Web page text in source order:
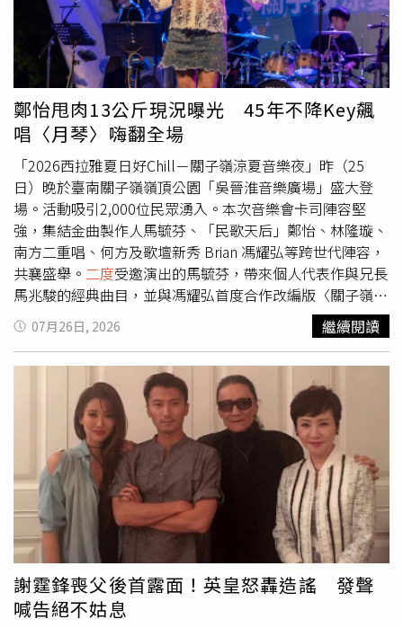
具湮滅證據。目前警方尚未公布該工具是否已完成交易，也
未透露買家身分。不過，警方也強調，雖然電動圓鋸驗出死
者DNA，可望成為串聯嫌犯與死者的重要物證，但DNA鑑定
結果本身並不足以直接證明該工具就是分屍凶器，也無法單
憑此認定新井雅尚親自使用工具犯案，後續仍須結合ATM提
領紀錄、監視器畫面、手機定位、通聯紀錄、車輛移動軌跡
及其他鑑識結果，才能完整重建案發經過。此外，警方也持
續調查兩人過去共事期間是否存在金錢糾紛或其他衝突，以
及真正犯案動機，並釐清殺害、奪取提款卡、分屍及棄屍是
否屬同一連串犯行。面對強盜殺人指控，新井雅尚至今仍全
盤否認，向警方表示「沒有做」，全案仍待檢警持續蒐證及
法院後續審理釐清真相。
比賽。此前，他以巴西國家隊成員身分參戰，但巴西隊在16
強賽以1比2爆冷輸給挪威，無緣晉級。內馬爾當時帶著小腿
傷勢參賽，並在對挪威的比賽中透過點球攻入1球。巴西遭
淘汰後，他情緒激動落淚，甚至透露將退出國家隊。回到俱
樂部後，內馬爾不僅用進球證明自己，場上的慶祝方式也引
發討論。他在破門後做出類似撲克牌遊戲中「發牌」的動
作，引起球迷猜測其背後含義。這個動作被認為可能與內馬
爾過去參加撲克活動的爭議有關。此前，桑托斯進行南美盃
比賽期間，內馬爾卻參與巴西撲克錦標賽，引發部分球迷批
評。事實上，內馬爾從不諱言自己對撲克的熱愛，甚至曾表
示足球生涯結束後，希望轉型成為職業撲克選手。內馬爾認
為，足球與撲克存在相似之處，兩者都需要觀察對手心理、
判斷局勢，並在關鍵時刻做出正確決定。巴西媒體《環球
報》（Globo）指出，轉播畫面捕捉到內馬爾慶祝時做出洗
牌手勢，並疑似說出帶有挑釁意味的話語，可能是在回應批
評他參加撲克賽事的言論。如今，內馬爾以2粒進球開啟回
歸桑托斯後的新篇章，不僅再次成為球場焦點，也讓他的場
外話題持續受到關注。
鄭怡甩肉13公斤現況曝光 45年不降Key飆
唱〈月琴〉嗨翻全場
「2026西拉雅夏日好Chill－關子嶺涼夏音樂夜」昨（25
日）晚於臺南關子嶺嶺頂公園「吳晉淮音樂廣場」盛大登
場。活動吸引2,000位民眾湧入。本次音樂會卡司陣容堅
強，集結金曲製作人馬毓芬、「民歌天后」鄭怡、林隆璇、
南方二重唱、何方及歌壇新秀 Brian 馮耀弘等跨世代陣容，
共襄盛舉。 二度受邀演出的馬毓芬，帶來個人代表作與兄長
馬兆駿的經典曲目，並與馮耀弘首度合作改編版〈關子嶺之
戀〉，並加入Rap與舞蹈，為老歌注入青春活力，更走下舞
台與觀眾熱情互動。馬毓芬帶來個人代表作與兄長馬兆駿的
經典曲目。（圖／交通部觀光署西拉雅國家風景區管理處提
供）音樂人林隆璇則自彈自唱〈難以抗拒你容顏〉與〈你那
麼愛他〉等冠軍單曲；久未公開演出的何方一連獻唱〈風告
訴我〉、〈恰似你的溫柔〉等多首經典民歌，掀起全場回憶
殺。壓軸登場的鄭怡以招牌金曲〈月琴〉震懾全場，展現45
年不降Key的驚人實力，並分享成功瘦身13公斤的健康心
得。鄭怡表示，健康真的非常重要，只有保持好的身體狀
態，才能繼續站在舞台上唱歌給大家聽。她隨後帶來〈小雨
來得正是時候〉，最後更與馮耀弘合唱〈結束〉，展現跨世
代默契。
07月26日, 2026 繼續閱讀
謝霆鋒喪父後首露面！英皇怒轟造謠 發聲
喊告絕不姑息